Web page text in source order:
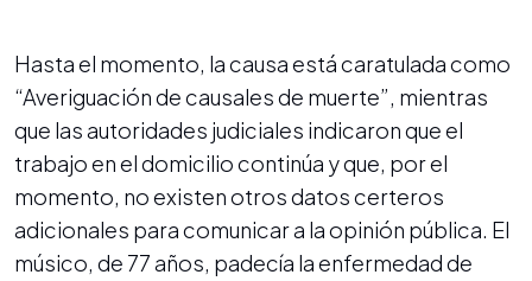
Hasta el momento, la causa está caratulada como
“Averiguación de causales de muerte”, mientras
que las autoridades judiciales indicaron que el
trabajo en el domicilio continúa y que, por el
momento, no existen otros datos certeros
adicionales para comunicar a la opinión pública. El
músico, de 77 años, padecía la enfermedad de